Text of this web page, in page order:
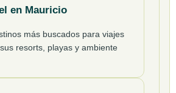
en Mauricio
más buscados para viajes
resorts, playas y ambiente